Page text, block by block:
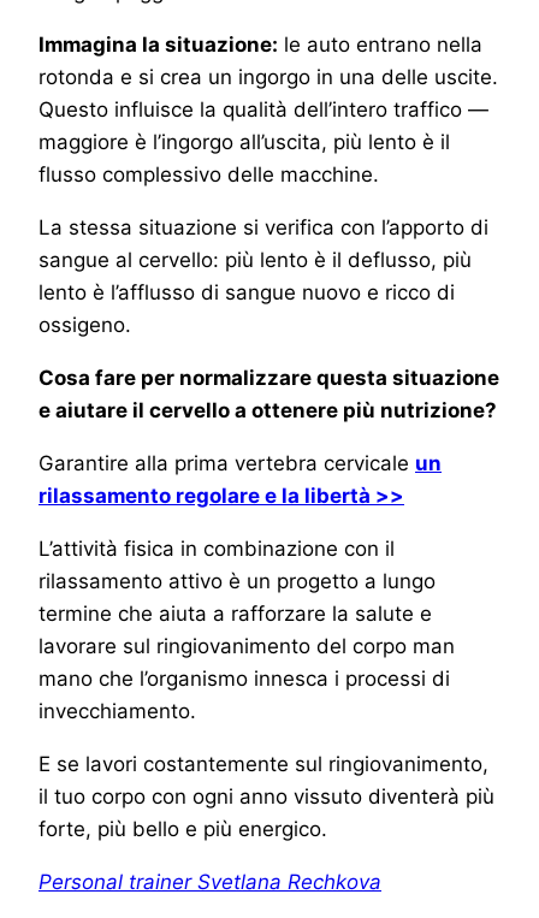
Immagina la situazione: le auto entrano nella
rotonda e si crea un ingorgo in una delle uscite.
Questo influisce la qualità dell’intero traffico —
maggiore è l’ingorgo all’uscita, più lento è il
flusso complessivo delle macchine.
La stessa situazione si verifica con l’apporto di
sangue al cervello: più lento è il deflusso, più
lento è l’afflusso di sangue nuovo e ricco di
ossigeno.
Cosa fare per normalizzare questa situazione
e aiutare il cervello a ottenere più nutrizione?
Garantire alla prima vertebra cervicale un
rilassamento regolare e la libertà >>
L’attività fisica in combinazione con il
rilassamento attivo è un progetto a lungo
termine che aiuta a rafforzare la salute e
lavorare sul ringiovanimento del corpo man
mano che l’organismo innesca i processi di
invecchiamento.
E se lavori costantemente sul ringiovanimento,
il tuo corpo con ogni anno vissuto diventerà più
forte, più bello e più energico.
Personal trainer Svetlana Rechkova